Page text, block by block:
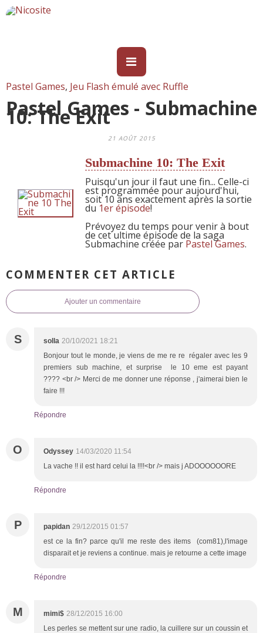
Pastel Games, Jeu Flash émulé avec Ruffle
Pastel Games - Submachine
10: The Exit
21 AOÛT 2015
Submachine 10: The Exit
Puisqu'un jour il faut une fin... Celle-ci
est programmée pour aujourd'hui,
soit 10 ans exactement après la sortie
du 1er épisode!
Prévoyez du temps pour venir à bout
de cet ultime épisode de la saga
Submachine créée par Pastel Games.
COMMENTER CET ARTICLE
Ajouter un commentaire
S solla 20/10/2021 18:21
Bonjour tout le monde, je viens de me re re régaler avec les 9
premiers sub machine, et surprise le 10 eme est payant
???? <br /> Merci de me donner une réponse , j'aimerai bien le
faire !!!
Répondre
O Odyssey 14/03/2020 11:54
La vache !! il est hard celui la !!!!<br /> mais j ADOOOOOORE
Répondre
P papidan 29/12/2015 01:57
est ce la fin? parce qu'il me reste des items (com81),l'image
disparait et je reviens a continue. mais je retourne a cette image
Répondre
M mimi$ 28/12/2015 16:00
Les perles se mettent sur une radio, la cuillere sur un coussin et